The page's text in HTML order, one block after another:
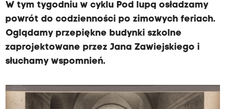
W tym tygodniu w cyklu Pod lupą osładzamy
powrót do codzienności po zimowych feriach.
Oglądamy przepiękne budynki szkolne
zaprojektowane przez Jana Zawiejskiego i
słuchamy wspomnień.